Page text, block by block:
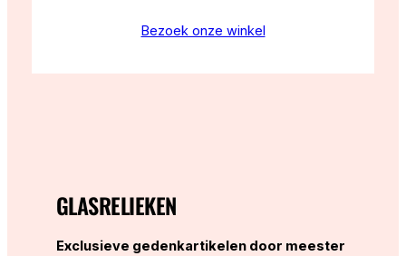
Bezoek onze winkel
GLASRELIEKEN
Exclusieve gedenkartikelen door meester